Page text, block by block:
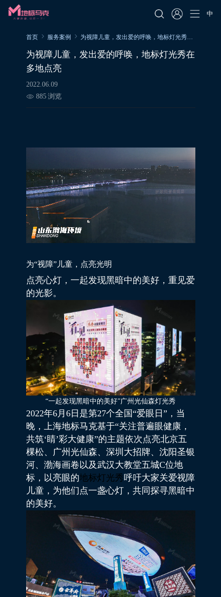
中
首页 服务案例 为视障儿童，发出爱的呼唤，地标灯光秀在多地点亮
为视障儿童，发出爱的呼唤，地标灯光秀在
多地点亮
2022.06.09
885 浏览
为“视障”儿童，点亮光明
点亮心灯，一起发现黑暗中的美好，重见爱
的光影。
“一起发现黑暗中的美好”广州光仙森灯光秀
2022年6月6日是第27个全国“爱眼日”，当
晚，上海地标马克基于“关注普遍眼健康，
共筑‘睛’彩大健康”的主题依次点亮北京五
棵松、广州光仙森、深圳大招牌、沈阳圣银
河、渤海画卷以及武汉大教堂五城C位地
标，以亮眼的地标灯光秀呼吁大家关爱视障
儿童，为他们点一盏心灯，共同探寻黑暗中
的美好。